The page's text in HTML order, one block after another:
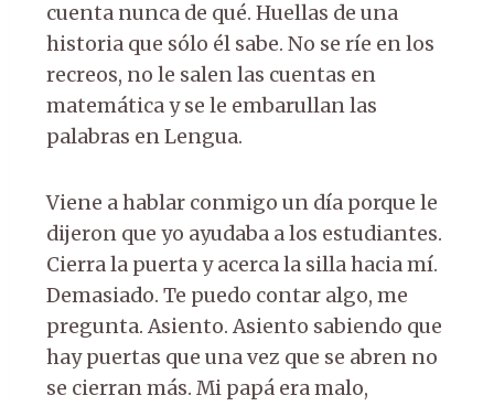
cuenta nunca de qué. Huellas de una
historia que sólo él sabe. No se ríe en los
recreos, no le salen las cuentas en
matemática y se le embarullan las
palabras en Lengua.
Viene a hablar conmigo un día porque le
dijeron que yo ayudaba a los estudiantes.
Cierra la puerta y acerca la silla hacia mí.
Demasiado. Te puedo contar algo, me
pregunta. Asiento. Asiento sabiendo que
hay puertas que una vez que se abren no
se cierran más. Mi papá era malo,